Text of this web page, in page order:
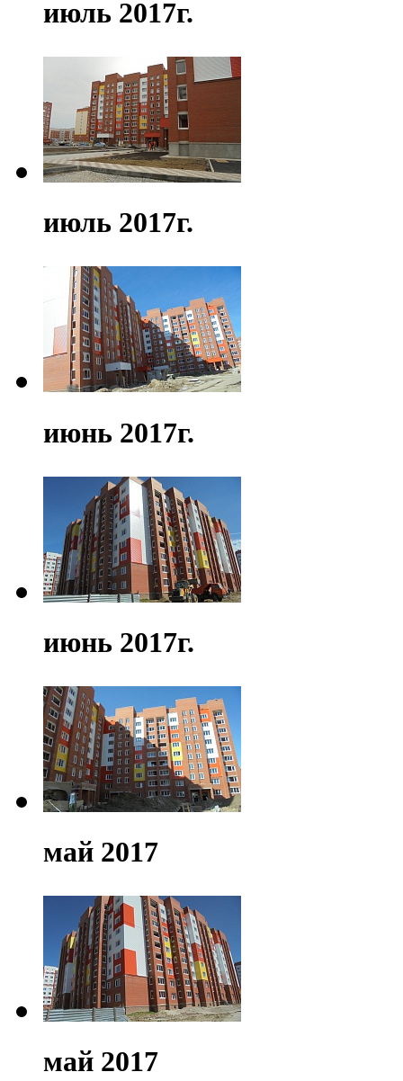
июль 2017г.
июль 2017г.
июнь 2017г.
июнь 2017г.
май 2017
май 2017